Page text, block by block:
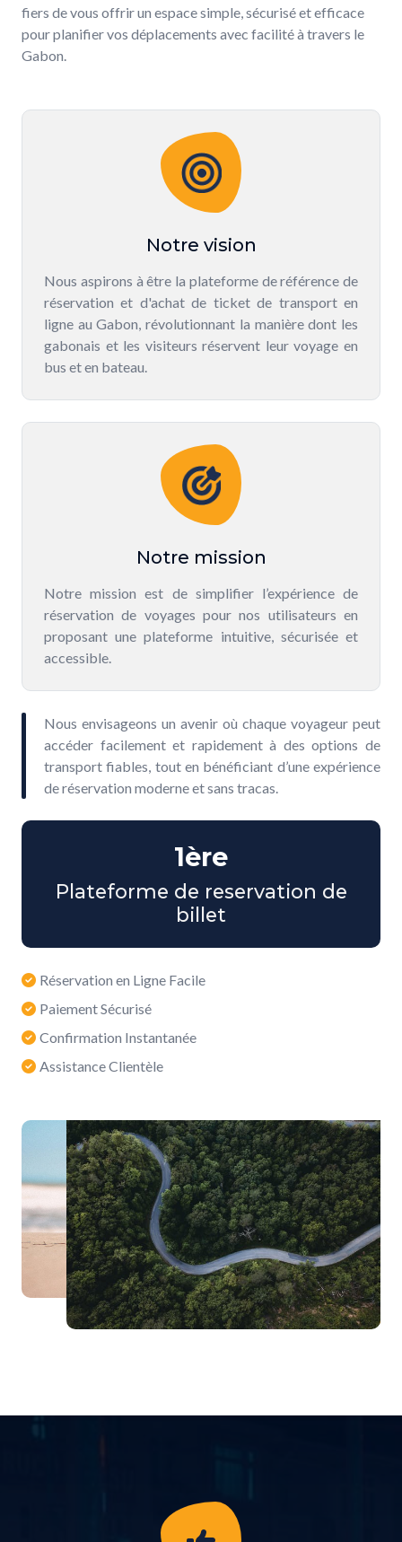
fiers de vous offrir un espace simple, sécurisé et efficace
pour planifier vos déplacements avec facilité à travers le
Gabon.
Notre vision
Nous aspirons à être la plateforme de référence de
réservation et d'achat de ticket de transport en
ligne au Gabon, révolutionnant la manière dont les
gabonais et les visiteurs réservent leur voyage en
bus et en bateau.
Notre mission
Notre mission est de simplifier l’expérience de
réservation de voyages pour nos utilisateurs en
proposant une plateforme intuitive, sécurisée et
accessible.
Nous envisageons un avenir où chaque voyageur peut
accéder facilement et rapidement à des options de
transport fiables, tout en bénéficiant d’une expérience
de réservation moderne et sans tracas.
1ère
Plateforme de reservation de
billet
Réservation en Ligne Facile
Paiement Sécurisé
Confirmation Instantanée
Assistance Clientèle